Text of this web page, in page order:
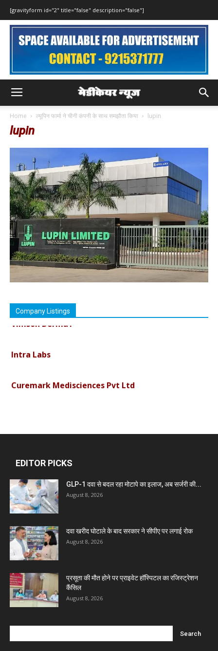
[gravityform id="2" title="false" description="false"]
Home ल्यूपिन फार्मा ने चीनी कंपनी के साथ समझौता किया lupin
lupin
Company Listings
Vimson Derma1
Intra Labs
Curemark Medisciences Pvt Ltd
Ben Pharmaceuticals
Marxx Pharma
Nitin Lifesciences Ltd.
Wamika Pharmaceuticals Pvt. Ltd.
EDITOR PICKS
GLP-1 दवा से बदल रहा मोटापे का इलाज, अब सर्जरी की...
August 8, 2026
दवा खरीद घोटाले के बाद सरकार ने सीपीए पर लगाई रोक
August 8, 2026
प्रसूता की मौत होने पर प्राइवेट हॉस्पिटल का रजिस्ट्रेशन
कैंसिल
August 8, 2026